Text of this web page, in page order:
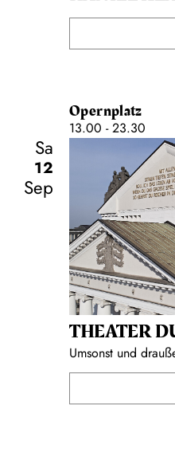
Opernplatz
13.00 - 23.30
Sa
12
Sep
THEATER
Umsonst und